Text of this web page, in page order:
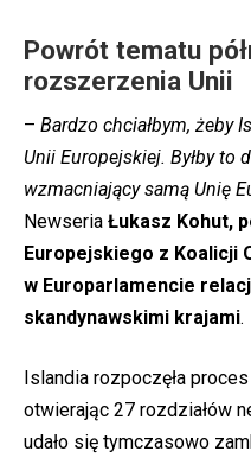
Powrót tematu
rozszerzenia Unii
– Bardzo chciałbym, żeby
Unii Europejskiej. Byłby to
wzmacniający samą Unię
Newseria Łukasz Kohut,
Europejskiego z Koalicji
w Europarlamencie
skandynawskimi krajami.
Islandia rozpoczęła
otwierając 27 rozdziałów
udało się tymczasowo